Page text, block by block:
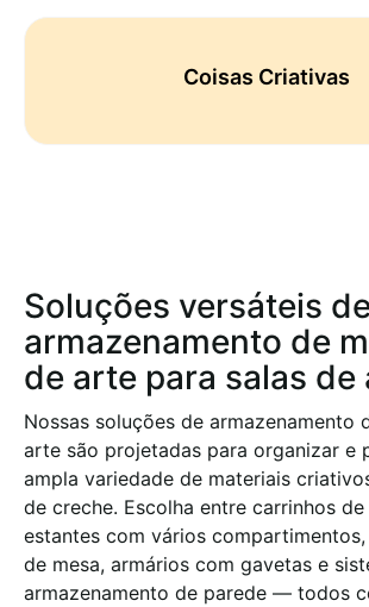
Coisas Criativas
Soluções versáteis
armazenamento de
de arte para salas de
Nossas soluções de armazenamento
arte são projetadas para organizar e
ampla variedade de materiais
de creche. Escolha entre carrinhos
estantes com vários
de mesa, armários com gavetas e
armazenamento de parede — todos